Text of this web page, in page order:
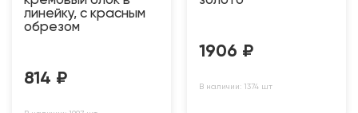
линейку, с красным
обрезом
814 ₽
1906 ₽
В наличии: 1374 шт